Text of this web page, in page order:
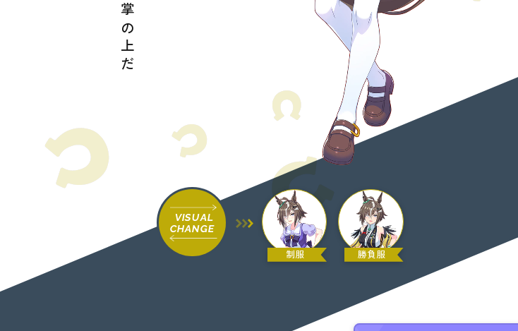
VISUAL
CHANGE
制服 勝負服